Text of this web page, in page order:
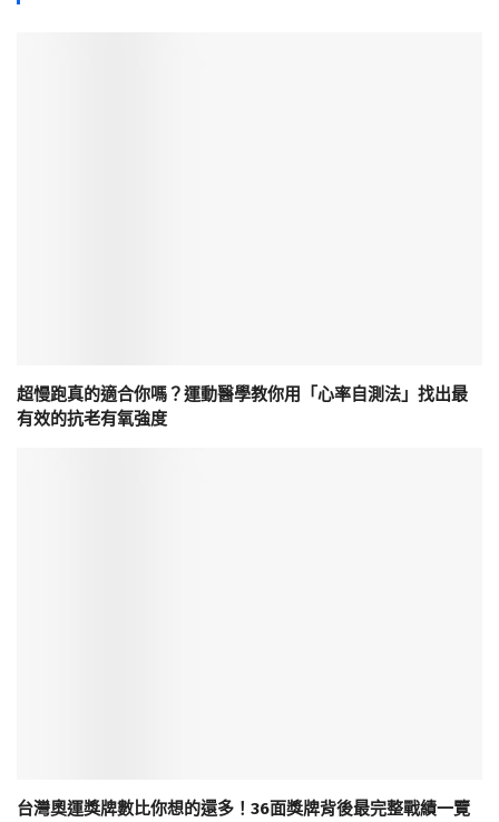
超慢跑真的適合你嗎？運動醫學教你用「心率自測法」找出最
有效的抗老有氧強度
台灣奧運獎牌數比你想的還多！36面獎牌背後最完整戰績一覽